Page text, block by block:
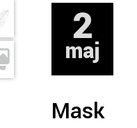
2
maj
Mask